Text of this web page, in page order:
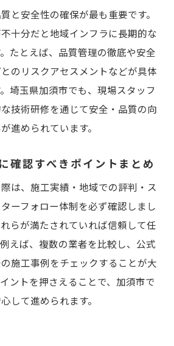
ら分かる土木工事の技術力とは
がある土木工事業者を選ぶ利点
過去事例で見る選択時の注意点
事を叶える加須市のポイント
木工事を実現するための条件
木工事品質を見極める基準とは
おける最新技術とその導入事例
質向上のための業者選びのコツ
と安全性の確保が最も重要です。
十分だと地域インフラに長期的な
たとえば、品質管理の徹底や安全
のリスクアセスメントなどが具体
埼玉県加須市でも、現場スタッフ
技術研修を通じて安全・品質の向
進められています。
確認すべきポイントまとめ
は、施工実績・地域での評判・ス
ーフォロー体制を必ず確認しまし
らが満たされていれば信頼して任
えば、複数の業者を比較し、公式
施工事例をチェックすることが大
ントを押さえることで、加須市で
して進められます。